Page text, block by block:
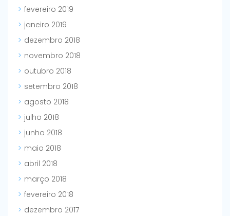
fevereiro 2019
janeiro 2019
dezembro 2018
novembro 2018
outubro 2018
setembro 2018
agosto 2018
julho 2018
junho 2018
maio 2018
abril 2018
março 2018
fevereiro 2018
dezembro 2017